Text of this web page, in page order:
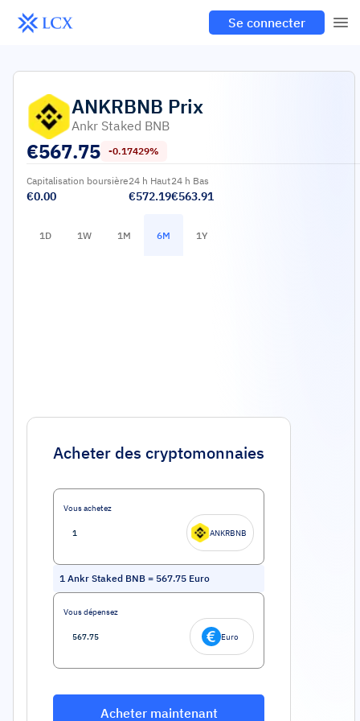
Se connecter
ANKRBNB Prix
Ankr Staked BNB
€567.75 -0.17429%
Capitalisation boursière
€0.00
24 h Haut
€572.19
24 h Bas
€563.91
1D 1W 1M 6M 1Y
Acheter des cryptomonnaies
Vous achetez
ANKRBNB
1 Ankr Staked BNB = 567.75 Euro
Vous dépensez
Euro
Acheter maintenant